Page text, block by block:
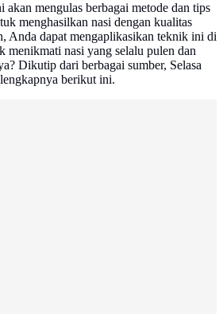
akan mengulas berbagai metode dan tips
menghasilkan nasi dengan kualitas
Anda dapat mengaplikasikan teknik ini di
menikmati nasi yang selalu pulen dan
Dikutip dari berbagai sumber, Selasa
berikut ini.